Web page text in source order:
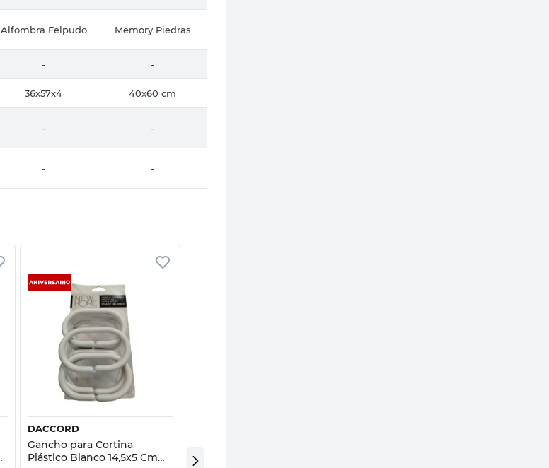
Alfombra Felpudo Memory Piedras
- -
36x57x4 40x60 cm
- -
- -
Vista rápida
DACCORD
Gancho para Cortina
Plástico Blanco 14,5x5 Cm
Pespunte x 2 Un M+Design